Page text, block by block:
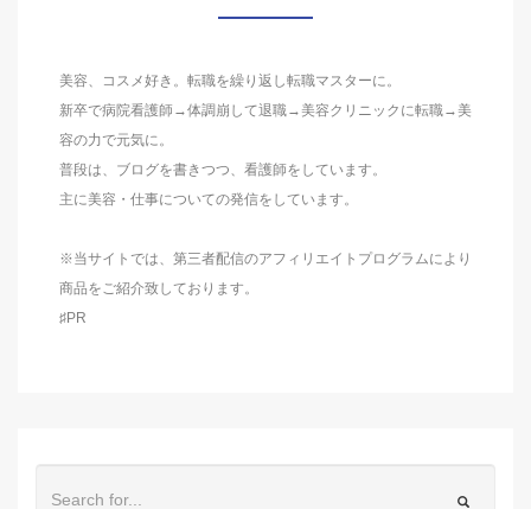
美容、コスメ好き。転職を繰り返し転職マスターに。
新卒で病院看護師→体調崩して退職→美容クリニックに転職→美
容の力で元気に。
普段は、ブログを書きつつ、看護師をしています。
主に美容・仕事についての発信をしています。
※当サイトでは、第三者配信のアフィリエイトプログラムにより
商品をご紹介致しております。
♯PR